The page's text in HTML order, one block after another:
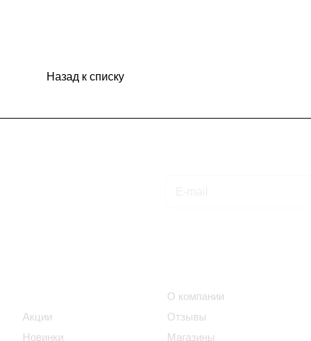
Назад к списку
Акции
Новинки
О компании
Отзывы
Магазины